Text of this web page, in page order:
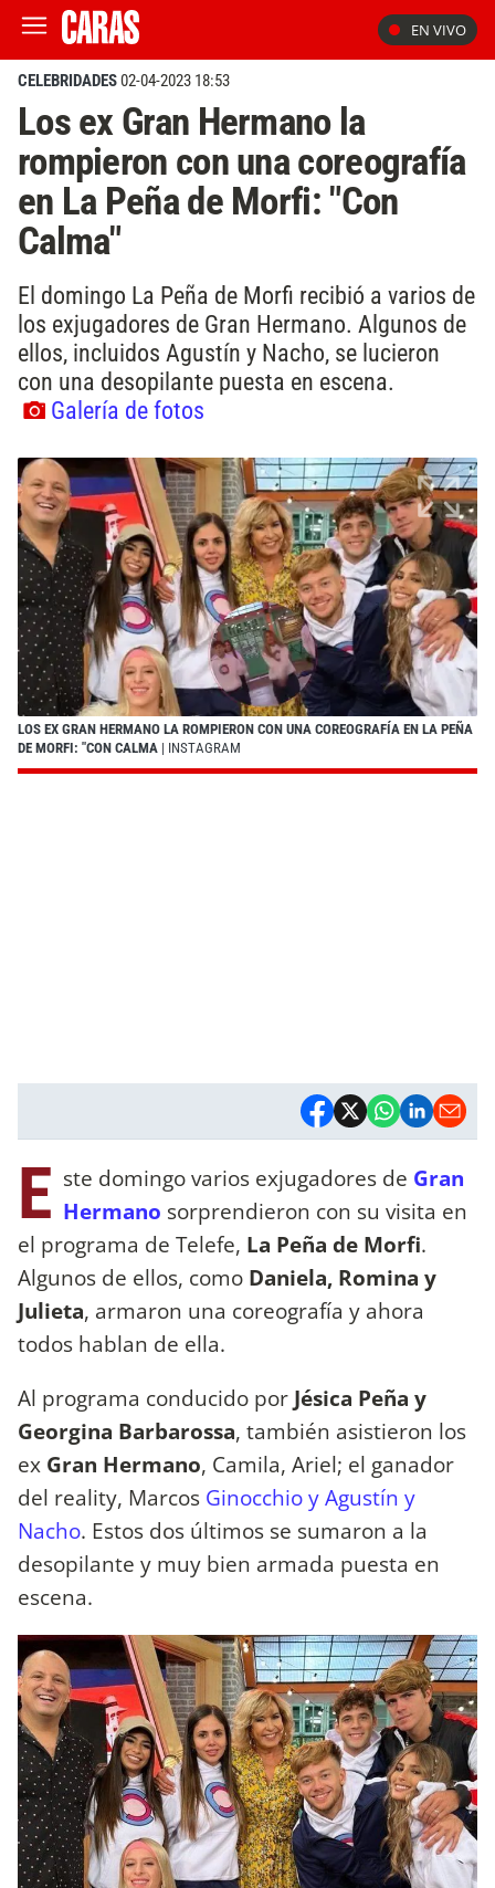
EN VIVO
CELEBRIDADES02-04-2023 18:53
Los ex Gran Hermano la
rompieron con una coreografía
en La Peña de Morfi: "Con
Calma"
El domingo La Peña de Morfi recibió a varios de
los exjugadores de Gran Hermano. Algunos de
ellos, incluidos Agustín y Nacho, se lucieron
con una desopilante puesta en escena.
Galería de fotos
LOS EX GRAN HERMANO LA ROMPIERON CON UNA COREOGRAFÍA EN LA PEÑA
DE MORFI: "CON CALMA | INSTAGRAM
E ste domingo varios exjugadores de Gran
Hermano sorprendieron con su visita en
el programa de Telefe, La Peña de Morfi.
Algunos de ellos, como Daniela, Romina y
Julieta, armaron una coreografía y ahora
todos hablan de ella.
Al programa conducido por Jésica Peña y
Georgina Barbarossa, también asistieron los
ex Gran Hermano, Camila, Ariel; el ganador
del reality, Marcos Ginocchio y Agustín y
Nacho. Estos dos últimos se sumaron a la
desopilante y muy bien armada puesta en
escena.